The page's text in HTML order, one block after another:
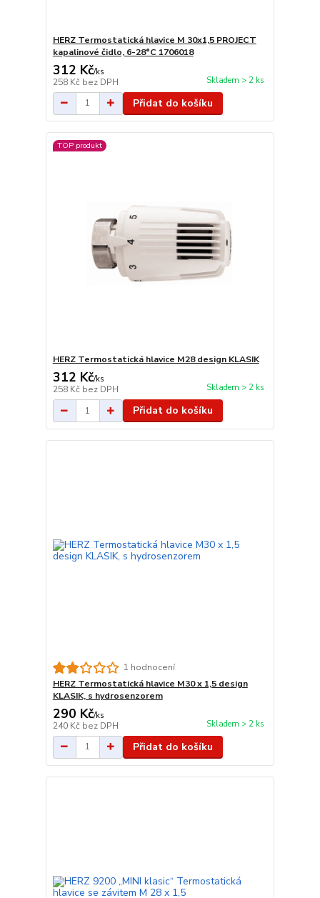
HERZ Termostatická hlavice M 30x1,5 PROJECT
kapalinové čidlo, 6-28°C 1706018
312 Kč/ks
258 Kč bez DPH Skladem > 2 ks
Přidat do košíku
TOP produkt
HERZ Termostatická hlavice M28 design KLASIK
312 Kč/ks
258 Kč bez DPH Skladem > 2 ks
Přidat do košíku
1 hodnocení
HERZ Termostatická hlavice M30 x 1,5 design
KLASIK, s hydrosenzorem
290 Kč/ks
240 Kč bez DPH Skladem > 2 ks
Přidat do košíku